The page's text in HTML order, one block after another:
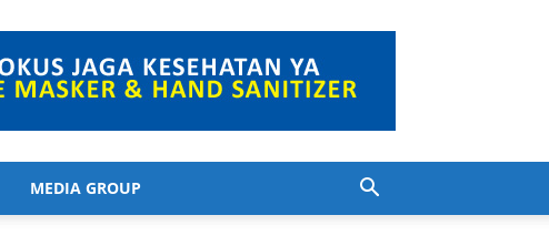
MEDIA GROUP